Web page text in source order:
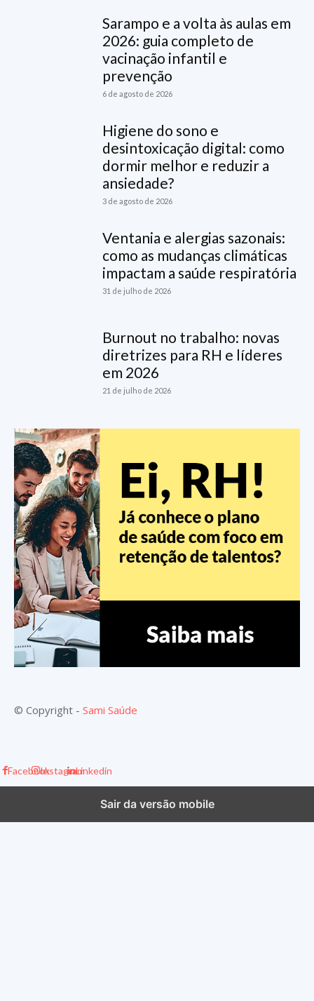
Sarampo e a volta às aulas em
2026: guia completo de
vacinação infantil e
prevenção
6 de agosto de 2026
Higiene do sono e
desintoxicação digital: como
dormir melhor e reduzir a
ansiedade?
3 de agosto de 2026
Ventania e alergias sazonais:
como as mudanças climáticas
impactam a saúde respiratória
31 de julho de 2026
Burnout no trabalho: novas
diretrizes para RH e líderes
em 2026
21 de julho de 2026
© Copyright - Sami Saúde
FacebookInstagramLinkedin
Sair da versão mobile